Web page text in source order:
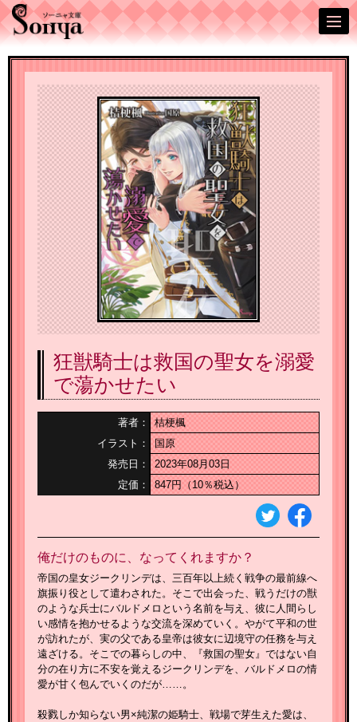
狂獣騎士は救国の聖女を溺愛
で蕩かせたい
著者：
桔梗楓
イラスト：
国原
発売日：
2023年08月03日
定価：
847円（10％税込）
俺だけのものに、なってくれますか？
帝国の皇女ジークリンデは、三百年以上続く戦争の最前線へ
旗振り役として遣わされた。そこで出会った、戦うだけの獣
のような兵士にバルドメロという名前を与え、彼に人間らし
い感情を抱かせるような交流を深めていく。やがて平和の世
が訪れたが、実の父である皇帝は彼女に辺境守の任務を与え
遠ざける。そこでの暮らしの中、『救国の聖女』ではない自
分の在り方に不安を覚えるジークリンデを、バルドメロの情
愛が甘く包んでいくのだが……。
殺戮しか知らない男×純潔の姫騎士、戦場で芽生えた愛は、